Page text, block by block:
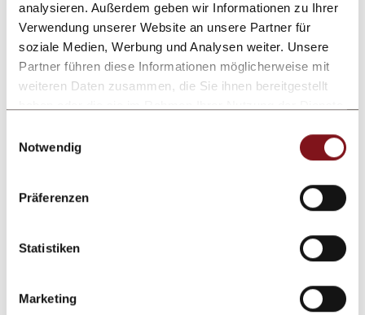
analysieren. Außerdem geben wir Informationen zu Ihrer
Verwendung unserer Website an unsere Partner für
soziale Medien, Werbung und Analysen weiter. Unsere
Partner führen diese Informationen möglicherweise mit
weiteren Daten zusammen, die Sie ihnen bereitgestellt
Notwendig
Präferenzen
Statistiken
Marketing
Comment
After sending the contact form, the personal data you have
entered will be processed by the person responsible for